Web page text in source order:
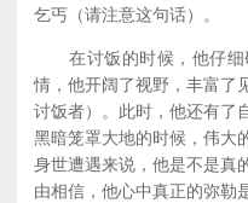
乞丐（请注意这句话）。
在讨饭的时候，他仔细
情，他开阔了视野，丰富了
讨饭者）。此时，他还有
黑暗笼罩大地的时候，伟大
身世遭遇来说，他是不是真
由相信，他心中真正的弥勒